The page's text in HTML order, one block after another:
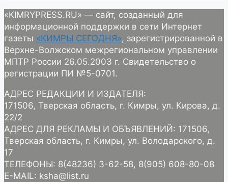
«KIMRYPRESS.RU» — сайт, созданный для
информационной поддержки в сети Интернет
газеты «КИМРЫ СЕГОДНЯ», зарегистрированной в
Верхне-Волжском межрегиональном управлении
МПТР России 26.05.2003 г. Свидетельство о
регистрации ПИ №5-0701.
АДРЕС РЕДАКЦИИ И ИЗДАТЕЛЯ:
171506, Тверская область, г. Кимры, ул. Кирова, д.
22/2
АДРЕС ДЛЯ РЕКЛАМЫ И ОБЪЯВЛЕНИЙ: 171506,
Тверская область, г. Кимры, ул. Володарского, д.
17
ТЕЛЕФОНЫ: 8(48236) 3-62-58, 8(905) 608-80-08
E-MAIL: ksha@list.ru